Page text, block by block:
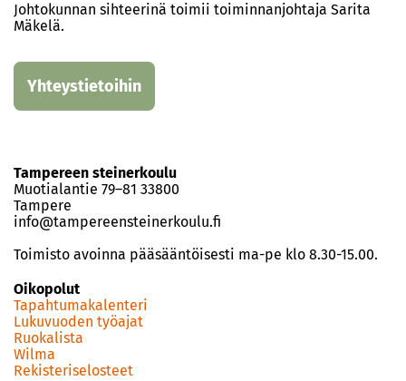
Johtokunnan sihteerinä toimii toiminnanjohtaja Sarita
Mäkelä.
Yhteystietoihin
Tampereen steinerkoulu
Muotialantie 79–81 33800
Tampere
info@tampereensteinerkoulu.fi
Toimisto avoinna pääsääntöisesti ma-pe klo 8.30-15.00.
Oikopolut
Tapahtumakalenteri
Lukuvuoden työajat
Ruokalista
Wilma
Rekisteriselosteet